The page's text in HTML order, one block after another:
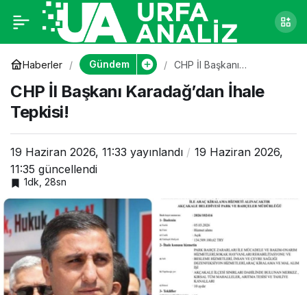
Haberler Gündem
CHP İl Başkanı
Tepkisi!
CHP İl Başkanı Karadağ’dan İhale
Tepkisi!
19 Haziran 2026, 11:33 yayınlandı
19 Haziran 2026,
11:35 güncellendi
1dk, 28sn
CHP İl Başkanı
Karadağ’dan İhale
Tepkisi!
0